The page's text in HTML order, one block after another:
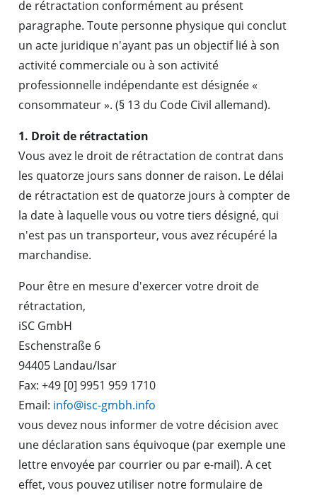
de rétractation conformément au présent
paragraphe. Toute personne physique qui conclut
un acte juridique n'ayant pas un objectif lié à son
activité commerciale ou à son activité
professionnelle indépendante est désignée «
consommateur ». (§ 13 du Code Civil allemand).
1. Droit de rétractation
Vous avez le droit de rétractation de contrat dans
les quatorze jours sans donner de raison. Le délai
de rétractation est de quatorze jours à compter de
la date à laquelle vous ou votre tiers désigné, qui
n'est pas un transporteur, vous avez récupéré la
marchandise.
Pour être en mesure d'exercer votre droit de
rétractation,
iSC GmbH
Eschenstraße 6
94405 Landau/Isar
Fax: +49 [0] 9951 959 1710
Email: info@isc-gmbh.info
vous devez nous informer de votre décision avec
une déclaration sans équivoque (par exemple une
lettre envoyée par courrier ou par e-mail). A cet
effet, vous pouvez utiliser notre formulaire de